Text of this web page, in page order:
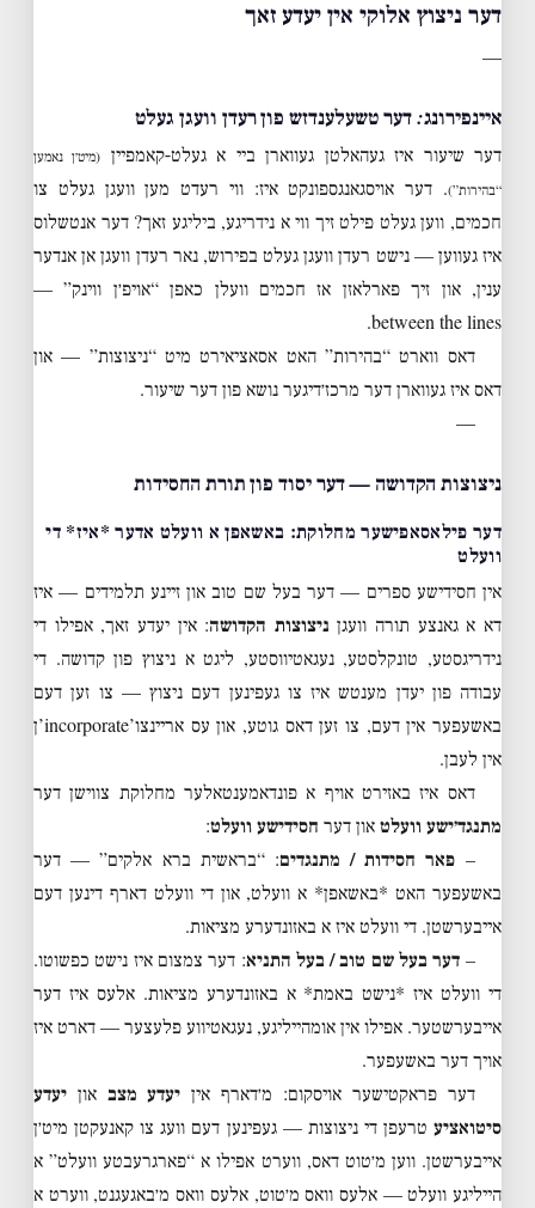
דער ניצוץ אלוקי אין יעדע זאך
—
איינפירונג: דער טשעלענדזש פון רעדן וועגן געלט
דער שיעור איז געהאלטן געווארן ביי א געלט-קאמפיין
(מיט׳ן נאמען
“בהירות”). דער אויסגאנגספונקט איז: ווי רעדט מען וועגן געלט צו
חכמים, ווען געלט פילט זיך ווי א נידריגע, ביליגע זאך? דער אנטשלוס
איז געווען — נישט רעדן וועגן געלט בפירוש, נאר רעדן וועגן אן אנדער
ענין, און זיך פארלאזן אז חכמים וועלן כאפן “אויפ׳ן ווינק” —
between the lines.
דאס ווארט “בהירות” האט אסאציאירט מיט “ניצוצות” — און
דאס איז געווארן דער מרכז׳דיגער נושא פון דער שיעור.
—
ניצוצות הקדושה — דער יסוד פון תורת החסידות
דער פילאסאפישער מחלוקת: באשאפן א וועלט אדער *איז* די
וועלט
אין חסידישע ספרים — דער בעל שם טוב און זיינע תלמידים — איז
דא א גאנצע תורה וועגן ניצוצות הקדושה: אין יעדע זאך, אפילו די
נידריגסטע, טונקלסטע, נעגאטיווסטע, ליגט א ניצוץ פון קדושה. די
עבודה פון יעדן מענטש איז צו געפינען דעם ניצוץ — צו זען דעם
באשעפער אין דעם, צו זען דאס גוטע, און עס אריינצו’incorporate’ן
אין לעבן.
דאס איז באזירט אויף א פונדאמענטאלער מחלוקת צווישן דער
מתנגד׳ישע וועלט און דער חסידישע וועלט:
– פאר חסידות / מתנגדים: “בראשית ברא אלקים” — דער
באשעפער האט *באשאפן* א וועלט, און די וועלט דארף דינען דעם
אייבערשטן. די וועלט איז א באזונדערע מציאות.
– דער בעל שם טוב / בעל התניא: דער צמצום איז נישט כפשוטו.
די וועלט איז *נישט באמת* א באזונדערע מציאות. אלעס איז דער
אייבערשטער. אפילו אין אומהייליגע, נעגאטיווע פלעצער — דארט איז
אויך דער באשעפער.
דער פראקטישער אויסקום: מ׳דארף אין יעדע מצב און יעדע
סיטואציע טרעפן די ניצוצות — געפינען דעם וועג צו קאנעקטן מיט׳ן
אייבערשטן. ווען מ׳טוט דאס, ווערט אפילו א “פארגרעבטע וועלט” א
הייליגע וועלט — אלעס וואס מ׳טוט, אלעס וואס מ׳באגעגנט, ווערט א